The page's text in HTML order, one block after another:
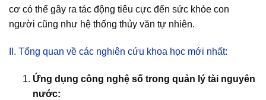
cơ có thể gây ra tác động tiêu cực đến sức khỏe con
người cũng như hệ thống thủy văn tự nhiên.
II. Tổng quan về các nghiên cứu khoa học mới nhất:
Ứng dụng công nghệ số trong quản lý tài nguyên
nước: